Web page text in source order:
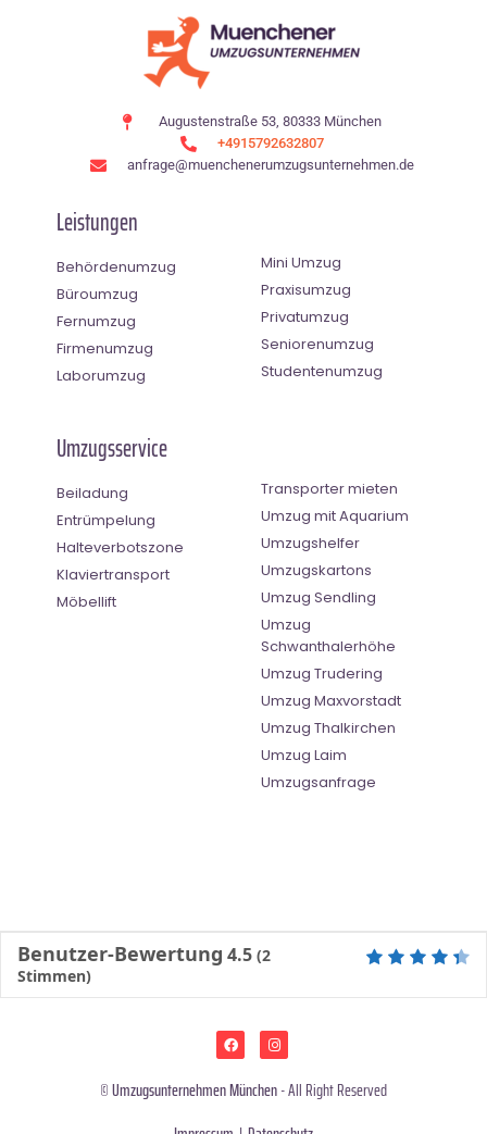
Augustenstraße 53, 80333 München
+4915792632807
anfrage@muenchenerumzugsunternehmen.de
Leistungen
Behördenumzug
Büroumzug
Fernumzug
Firmenumzug
Laborumzug
Mini Umzug
Praxisumzug
Privatumzug
Seniorenumzug
Studentenumzug
Umzugsservice
Beiladung
Entrümpelung
Halteverbotszone
Klaviertransport
Möbellift
Transporter mieten
Umzug mit Aquarium
Umzugshelfer
Umzugskartons
Umzug Sendling
Umzug
Schwanthalerhöhe
Umzug Trudering
Umzug Maxvorstadt
Umzug Thalkirchen
Umzug Laim
Umzugsanfrage
Benutzer-Bewertung 4.5 (2
Stimmen)
©Umzugsunternehmen München- All Right Reserved